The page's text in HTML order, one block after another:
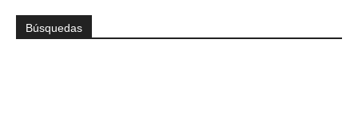
Búsquedas